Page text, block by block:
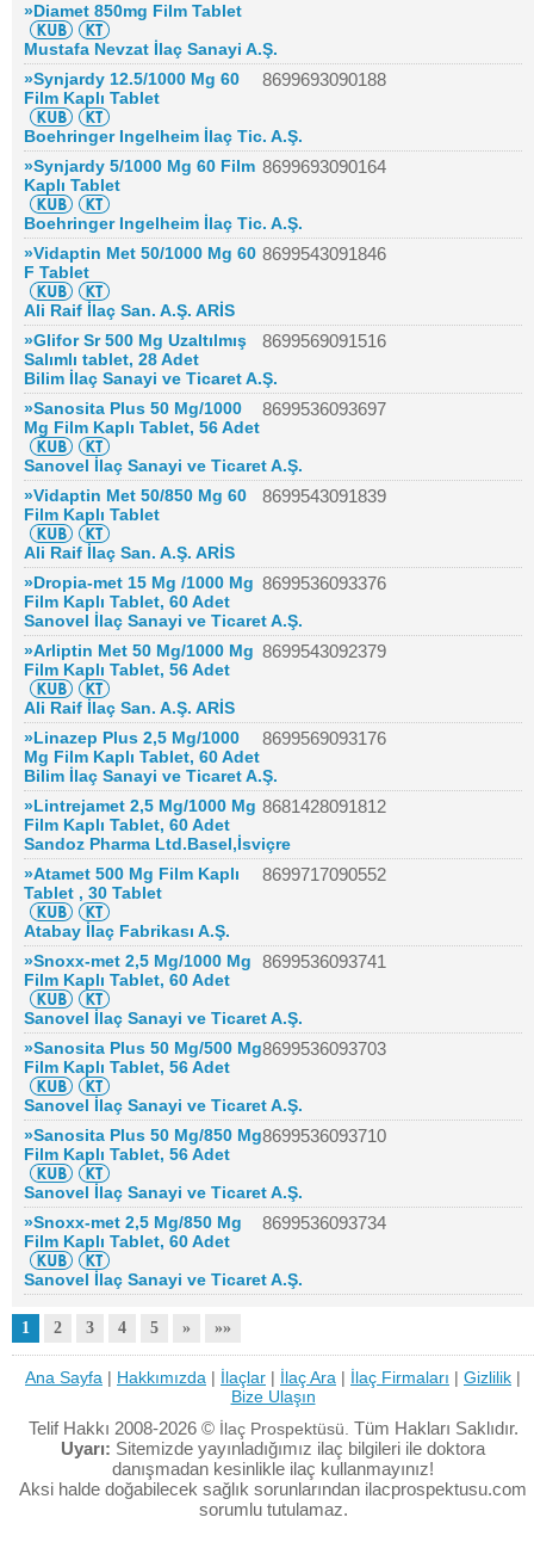
»Diamet 850mg Film Tablet
Mustafa Nevzat İlaç Sanayi A.Ş.
»Synjardy 12.5/1000 Mg 60
Film Kaplı Tablet
8699693090188
Boehringer Ingelheim İlaç Tic. A.Ş.
»Synjardy 5/1000 Mg 60 Film
Kaplı Tablet
8699693090164
Boehringer Ingelheim İlaç Tic. A.Ş.
»Vidaptin Met 50/1000 Mg 60
F Tablet
8699543091846
Ali Raif İlaç San. A.Ş. ARİS
»Glifor Sr 500 Mg Uzaltılmış
Salımlı tablet, 28 Adet
8699569091516
Bilim İlaç Sanayi ve Ticaret A.Ş.
»Sanosita Plus 50 Mg/1000
Mg Film Kaplı Tablet, 56 Adet
8699536093697
Sanovel İlaç Sanayi ve Ticaret A.Ş.
»Vidaptin Met 50/850 Mg 60
Film Kaplı Tablet
8699543091839
Ali Raif İlaç San. A.Ş. ARİS
»Dropia-met 15 Mg /1000 Mg
Film Kaplı Tablet, 60 Adet
8699536093376
Sanovel İlaç Sanayi ve Ticaret A.Ş.
»Arliptin Met 50 Mg/1000 Mg
Film Kaplı Tablet, 56 Adet
8699543092379
Ali Raif İlaç San. A.Ş. ARİS
»Linazep Plus 2,5 Mg/1000
Mg Film Kaplı Tablet, 60 Adet
8699569093176
Bilim İlaç Sanayi ve Ticaret A.Ş.
»Lintrejamet 2,5 Mg/1000 Mg
Film Kaplı Tablet, 60 Adet
8681428091812
Sandoz Pharma Ltd.Basel,İsviçre
»Atamet 500 Mg Film Kaplı
Tablet , 30 Tablet
8699717090552
Atabay İlaç Fabrikası A.Ş.
»Snoxx-met 2,5 Mg/1000 Mg
Film Kaplı Tablet, 60 Adet
8699536093741
Sanovel İlaç Sanayi ve Ticaret A.Ş.
»Sanosita Plus 50 Mg/500 Mg
Film Kaplı Tablet, 56 Adet
8699536093703
Sanovel İlaç Sanayi ve Ticaret A.Ş.
»Sanosita Plus 50 Mg/850 Mg
Film Kaplı Tablet, 56 Adet
8699536093710
Sanovel İlaç Sanayi ve Ticaret A.Ş.
»Snoxx-met 2,5 Mg/850 Mg
Film Kaplı Tablet, 60 Adet
8699536093734
Sanovel İlaç Sanayi ve Ticaret A.Ş.
1 2 3 4 5 » »»
Ana Sayfa | Hakkımızda | İlaçlar | İlaç Ara | İlaç Firmaları | Gizlilik |
Bize Ulaşın
Telif Hakkı 2008-2026 © İlaç Prospektüsü. Tüm Hakları Saklıdır.
Uyarı: Sitemizde yayınladığımız ilaç bilgileri ile doktora
danışmadan kesinlikle ilaç kullanmayınız!
Aksi halde doğabilecek sağlık sorunlarından ilacprospektusu.com
sorumlu tutulamaz.